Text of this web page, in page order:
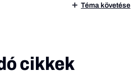
Téma követése
cikkek